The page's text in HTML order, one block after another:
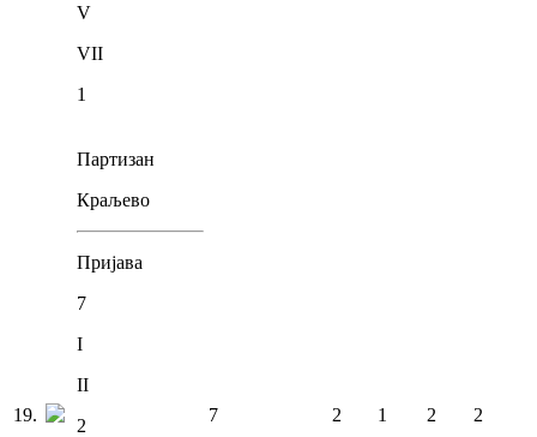
V
VII
1
19.
Партизан
Краљево
Пријава
7
I
II
2
7 2 1 2 2